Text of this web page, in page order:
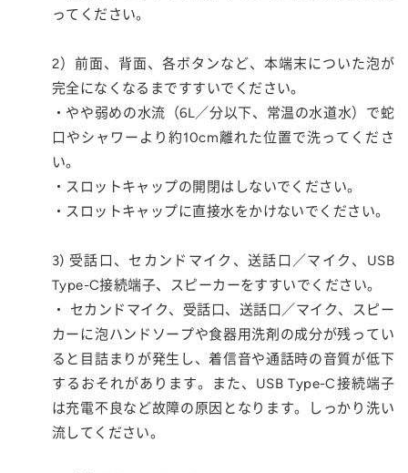
ってください。
2）前面、背面、各ボタンなど、本端末についた泡が
完全になくなるまですすいでください。
・やや弱めの水流（6L／分以下、常温の水道水）で蛇
口やシャワーより約10cm離れた位置で洗ってくださ
い。
・スロットキャップの開閉はしないでください。
・スロットキャップに直接水をかけないでください。
3) 受話口、セカンドマイク、送話口／マイク、USB
Type-C接続端子、スピーカーをすすいでください。
・ セカンドマイク、受話口、送話口／マイク、スピー
カーに泡ハンドソープや食器用洗剤の成分が残ってい
ると目詰まりが発生し、着信音や通話時の音質が低下
するおそれがあります。また、USB Type-C接続端子
は充電不良など故障の原因となります。しっかり洗い
流してください。